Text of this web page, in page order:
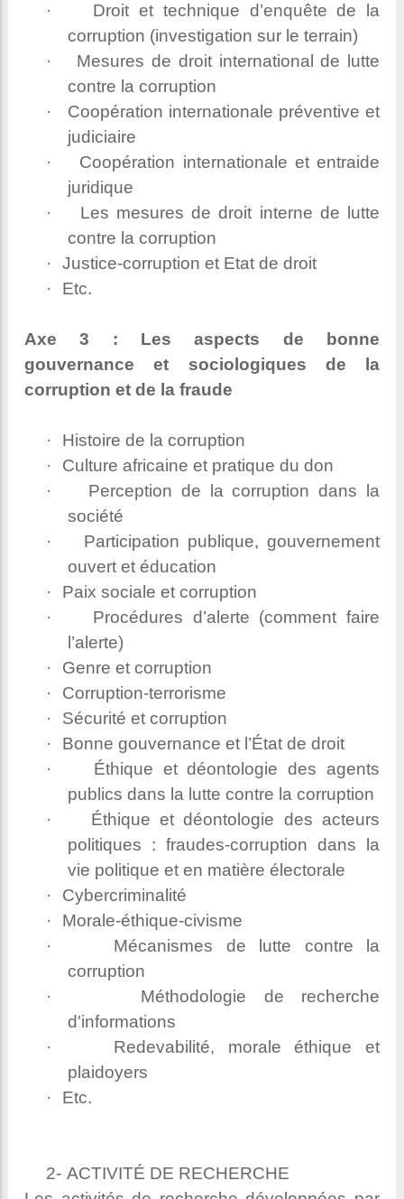
·
Droit et technique d’enquête de la
corruption (investigation sur le terrain)
·
Mesures de droit international de lutte
contre la corruption
·
Coopération internationale préventive et
judiciaire
·
Coopération internationale et entraide
juridique
·
Les mesures de droit interne de lutte
contre la corruption
·
Justice-corruption et Etat de droit
·
Etc.
Axe 3 : Les aspects de bonne
gouvernance et sociologiques de la
corruption et de la fraude
·
Histoire de la corruption
·
Culture africaine et pratique du don
·
Perception de la corruption dans la
société
·
Participation publique, gouvernement
ouvert et éducation
·
Paix sociale et corruption
·
Procédures d’alerte (comment faire
l’alerte)
·
Genre et corruption
·
Corruption-terrorisme
·
Sécurité et corruption
·
Bonne gouvernance et l’État de droit
·
Éthique et déontologie des agents
publics dans la lutte contre la corruption
·
Éthique et déontologie des acteurs
politiques : fraudes-corruption dans la
vie politique et en matière électorale
·
Cybercriminalité
·
Morale-éthique-civisme
·
Mécanismes de lutte contre la
corruption
·
Méthodologie de recherche
d'informations
·
Redevabilité, morale éthique et
plaidoyers
·
Etc.
2- ACTIVITÉ DE RECHERCHE